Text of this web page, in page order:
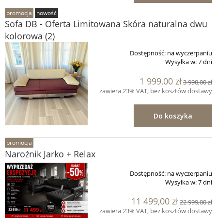
Sofa DB - Oferta Limitowana Skóra naturalna dwu
kolorowa (2)
Dostępność: na wyczerpaniu
Wysyłka w:7 dni
1 999,00 zł3 998,00 zł
zawiera 23% VAT, bez kosztów dostawy
Do koszyka
promocja nowość
Narożnik Jarko + Relax
Dostępność: na wyczerpaniu
Wysyłka w:7 dni
11 499,00 zł22 999,00 zł
zawiera 23% VAT, bez kosztów dostawy
promocja